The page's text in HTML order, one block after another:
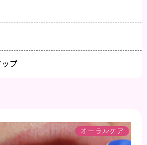
プ
オーラルケア